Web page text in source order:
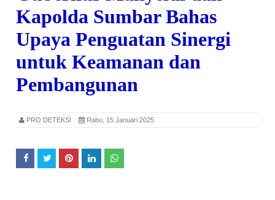
Kapolda Sumbar Bahas
Upaya Penguatan Sinergi
untuk Keamanan dan
Pembangunan
PRO DETEKSI Rabu, 15 Januari 2025